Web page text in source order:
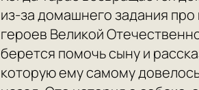
из-за домашнего задания
героев Великой
берется помочь сыну и
которую ему самому